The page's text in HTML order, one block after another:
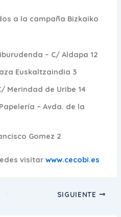
a la campaña Bizkaiko
– C/ Aldapa 12
Euskaltzaindia 3
Merindad de Uribe 14
– Avda. de la
Gomez 2
visitarwww.cecobi.es
SIGUIENTE